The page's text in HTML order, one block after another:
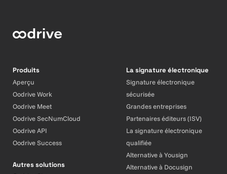
Produits
Aperçu
Oodrive Work
Oodrive Meet
Oodrive SecNumCloud
Oodrive API
Oodrive Success
Autres solutions
La signature électronique
Signature électronique
sécurisée
Grandes entreprises
Partenaires éditeurs (ISV)
La signature électronique
qualifiée
Alternative à Yousign
Alternative à Docusign